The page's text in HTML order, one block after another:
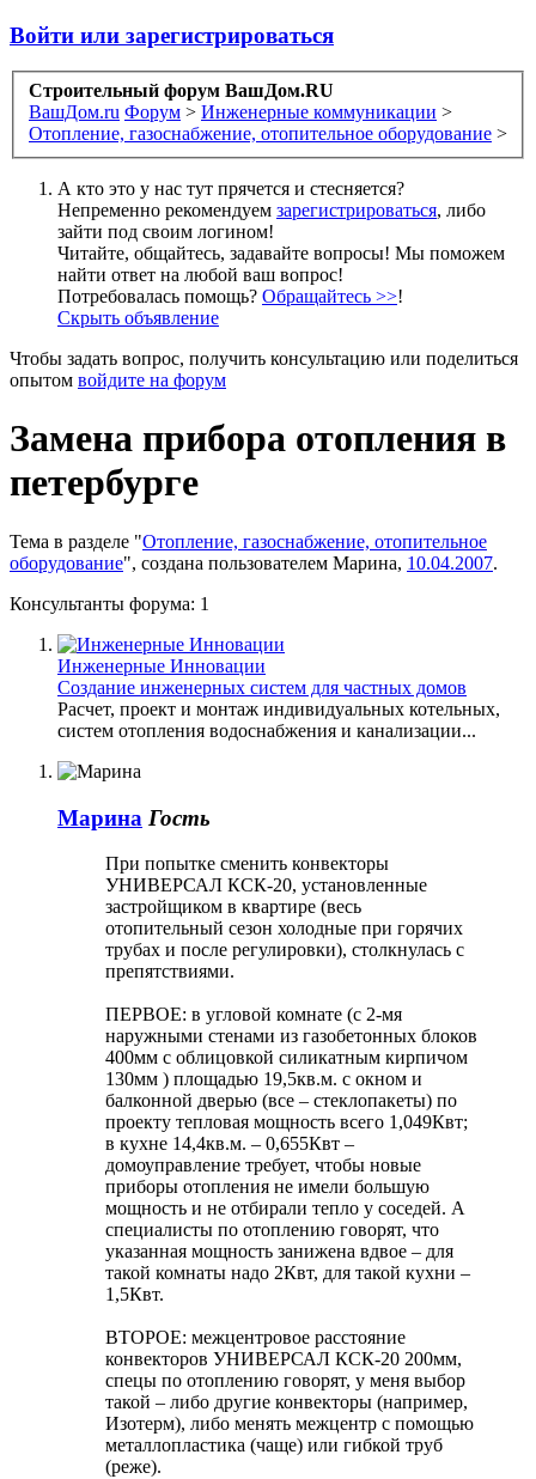
Войти или зарегистрироваться
Строительный форум ВашДом.RU
ВашДом.ru Форум > Инженерные коммуникации >
Отопление, газоснабжение, отопительное оборудование >
А кто это у нас тут прячется и стесняется?
Непременно рекомендуем зарегистрироваться, либо
зайти под своим логином!
Читайте, общайтесь, задавайте вопросы! Мы поможем
найти ответ на любой ваш вопрос!
Потребовалась помощь? Обращайтесь >>!
Скрыть объявление
Чтобы задать вопрос, получить консультацию или поделиться
опытом войдите на форум
Замена прибора отопления в
петербурге
Тема в разделе "Отопление, газоснабжение, отопительное
оборудование", создана пользователем Марина, 10.04.2007.
Консультанты форума: 1
Инженерные Инновации
Создание инженерных систем для частных домов
Расчет, проект и монтаж индивидуальных котельных,
систем отопления водоснабжения и канализации...
Марина Гость
При попытке сменить конвекторы
УНИВЕРСАЛ КСК-20, установленные
застройщиком в квартире (весь
отопительный сезон холодные при горячих
трубах и после регулировки), столкнулась с
препятствиями.
ПЕРВОЕ: в угловой комнате (с 2-мя
наружными стенами из газобетонных блоков
400мм с облицовкой силикатным кирпичом
130мм ) площадью 19,5кв.м. с окном и
балконной дверью (все – стеклопакеты) по
проекту тепловая мощность всего 1,049Квт;
в кухне 14,4кв.м. – 0,655Квт –
домоуправление требует, чтобы новые
приборы отопления не имели большую
мощность и не отбирали тепло у соседей. А
специалисты по отоплению говорят, что
указанная мощность занижена вдвое – для
такой комнаты надо 2Квт, для такой кухни –
1,5Квт.
ВТОРОЕ: межцентровое расстояние
конвекторов УНИВЕРСАЛ КСК-20 200мм,
спецы по отоплению говорят, у меня выбор
такой – либо другие конвекторы (например,
Изотерм), либо менять межцентр с помощью
металлопластика (чаще) или гибкой труб
(реже).